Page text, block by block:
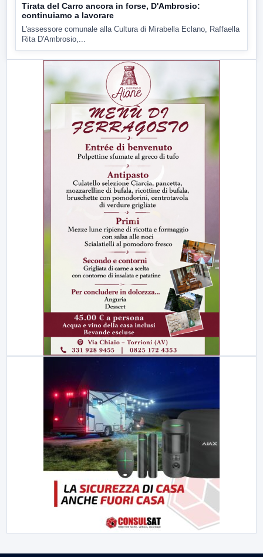
Tirata del Carro ancora in forse, D'Ambrosio:
continuiamo a lavorare
L'assessore comunale alla Cultura di Mirabella Eclano, Raffaella
Rita D'Ambrosio,...